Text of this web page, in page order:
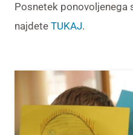
Posnetek ponovoljenega
najdete TUKAJ.